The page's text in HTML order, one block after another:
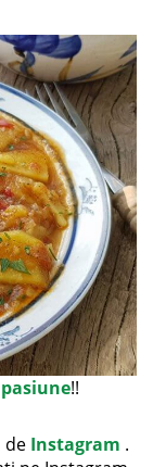
pasiune!!
de Instagram .